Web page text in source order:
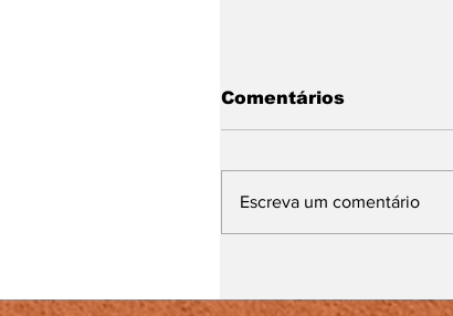
correta do grupo de
Comentários
Escreva um comentário